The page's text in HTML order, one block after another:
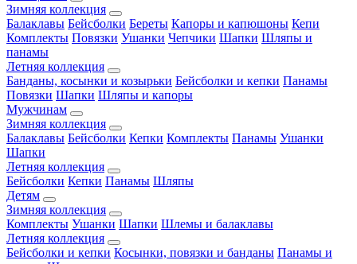
Зимняя коллекция
Балаклавы Бейсболки Береты Капоры и капюшоны Кепи
Комплекты Повязки Ушанки Чепчики Шапки Шляпы и
панамы
Летняя коллекция
Банданы, косынки и козырьки Бейсболки и кепки Панамы
Повязки Шапки Шляпы и капоры
Мужчинам
Зимняя коллекция
Балаклавы Бейсболки Кепки Комплекты Панамы Ушанки
Шапки
Летняя коллекция
Бейсболки Кепки Панамы Шляпы
Детям
Зимняя коллекция
Комплекты Ушанки Шапки Шлемы и балаклавы
Летняя коллекция
Бейсболки и кепки Косынки, повязки и банданы Панамы и